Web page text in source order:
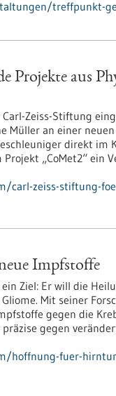
treffpunkt-
Projekte aus
Zeiss-Stiftung
Müller an einer
direkt im
„CoMet2“ ein
zeiss-stiftung-
Impfstoffe
Ziel: Er will die
Mit seiner
gegen die
gegen
hoffnung-fuer-